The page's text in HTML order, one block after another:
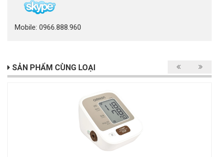
Mobile: 0966.888.960
SẢN PHẨM CÙNG LOẠI